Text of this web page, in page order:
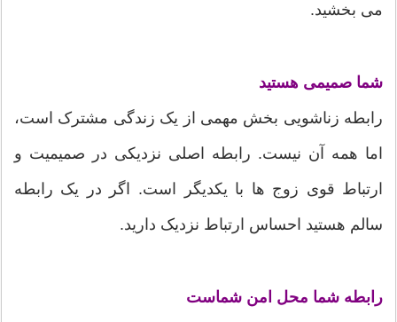
می بخشید.
شما صمیمی هستید
رابطه زناشویی بخش مهمی از یک زندگی مشترک است،
اما همه آن نیست. رابطه اصلی نزدیکی در صمیمیت و
ارتباط قوی زوج ها با یکدیگر است. اگر در یک رابطه
سالم هستید احساس ارتباط نزدیک دارید.
رابطه شما محل امن شماست